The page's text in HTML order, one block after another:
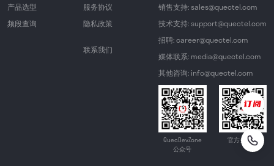
产品选型
频段查询
服务协议
隐私政策
联系我们
销售支持: sales@quectel.com
技术支持: support@quectel.com
招聘: career@quectel.com
媒体联系: media@quectel.com
其他咨询: info@quectel.com
QuecDevZone
公众号
官方公众号